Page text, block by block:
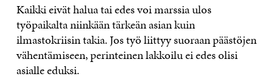
Kaikki eivät halua tai edes voi marssia ulos
työpaikalta niinkään tärkeän asian kuin
ilmastokriisin takia. Jos työ liittyy suoraan päästöjen
vähentämiseen, perinteinen lakkoilu ei edes olisi
asialle eduksi.